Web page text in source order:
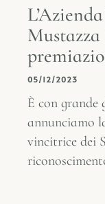
05/12/2023
È con grande
annunciamo
vincitrice dei